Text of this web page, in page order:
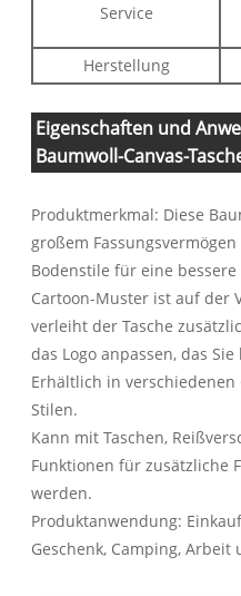
Service
Herstellung
Eigenschaften und
Baumwoll-Canvas-
Produktmerkmal: Diese
großem
Bodenstile für eine
Cartoon-Muster ist auf der
verleiht der Tasche
das Logo anpassen, das
Erhältlich in verschiedenen
Stilen.
Kann mit Taschen,
Funktionen für zusätzliche
werden.
Produktanwendung:
Geschenk, Camping, Arbeit